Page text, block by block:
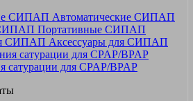
Автоматические СИПАП
Портативные СИПАП
Аксессуары для СИПАП
сатурации для CPAP/BPAP